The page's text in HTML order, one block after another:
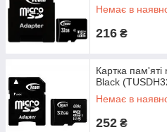
Немає в
216 ₴
Картка
Black
Немає в
252 ₴